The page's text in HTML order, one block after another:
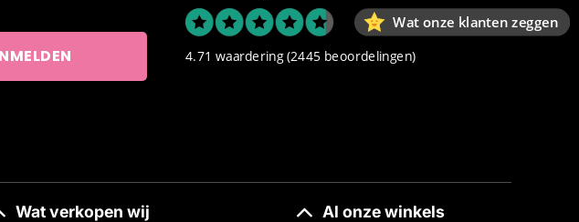
Wat onze klanten zeggen
4.71 waardering (2445 beoordelingen)
Wat verkopen wij Al onze winkels